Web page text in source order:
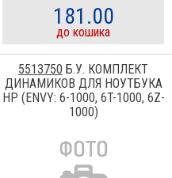
181.00
до кошика
5513750 Б.У. КОМПЛЕКТ
ДИНАМИКОВ ДЛЯ НОУТБУКА
HP (ENVY: 6-1000, 6T-1000, 6Z-
1000)